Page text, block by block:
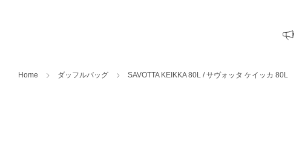
Home ダッフルバッグ SAVOTTA KEIKKA 80L / サヴォッタ ケイッカ 80L